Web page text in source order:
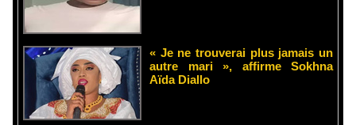
« Je ne trouverai plus jamais un
autre mari », affirme Sokhna
Aïda Diallo